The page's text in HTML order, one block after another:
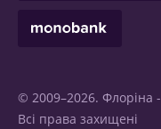
© 2009–2026. Флоріна -
Всі права захищені